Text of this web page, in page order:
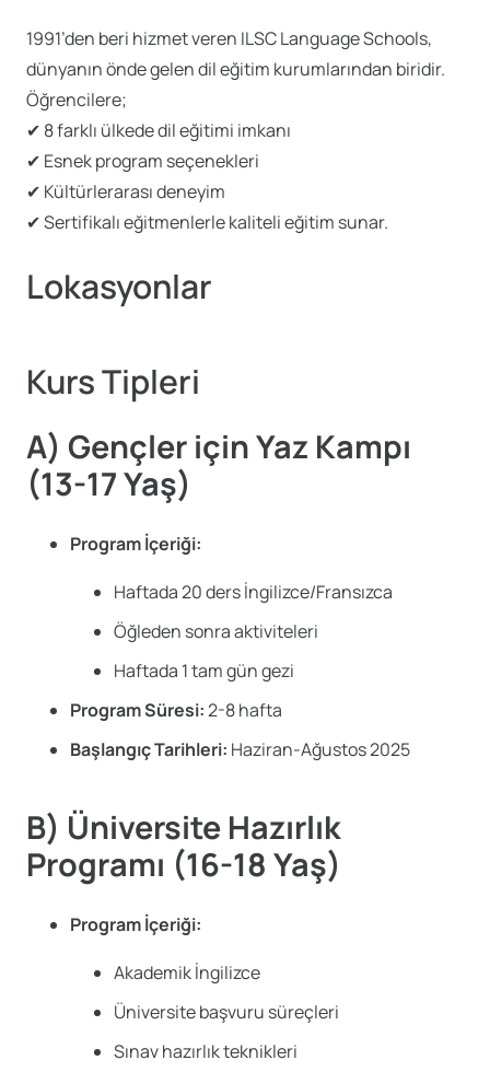
1991’den beri hizmet veren ILSC Language Schools,
dünyanın önde gelen dil eğitim kurumlarından biridir.
Öğrencilere;
✔ 8 farklı ülkede dil eğitimi imkanı
✔ Esnek program seçenekleri
✔ Kültürlerarası deneyim
✔ Sertifikalı eğitmenlerle kaliteli eğitim sunar.
Lokasyonlar
Kurs Tipleri
A) Gençler için Yaz Kampı
(13-17 Yaş)
Program İçeriği:
Haftada 20 ders İngilizce/Fransızca
Öğleden sonra aktiviteleri
Haftada 1 tam gün gezi
Program Süresi:2-8 hafta
Başlangıç Tarihleri: Haziran-Ağustos 2025
B) Üniversite Hazırlık
Programı (16-18 Yaş)
Program İçeriği:
Akademik İngilizce
Üniversite başvuru süreçleri
Sınav hazırlık teknikleri